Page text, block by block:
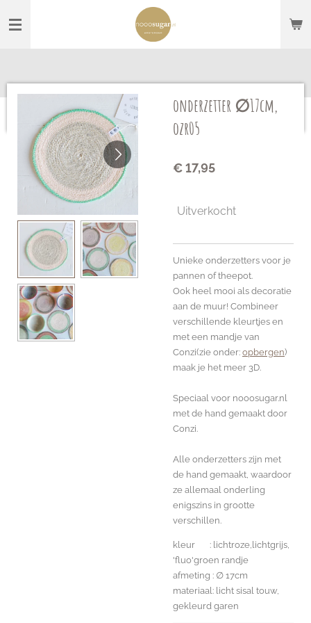
direct
onderzetter ∅17cm,
ozr05
€ 17,95
Uitverkocht
Unieke onderzetters voor je
pannen of theepot.
Ook heel mooi als decoratie
aan de muur! Combineer
verschillende kleurtjes en
met een mandje van
Conzi(zie onder: opbergen)
maak je het meer 3D.
Speciaal voor nooosugar.nl
met de hand gemaakt door
Conzi.
Alle onderzetters zijn met
de hand gemaakt, waardoor
ze allemaal onderling
enigszins in grootte
verschillen.
kleur : lichtroze,lichtgrijs,
'fluo'groen randje
afmeting : ∅ 17cm
materiaal: licht sisal touw,
gekleurd garen